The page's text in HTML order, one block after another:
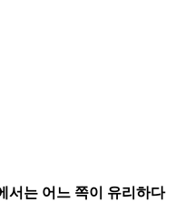
서는 어느 쪽이 유리하다